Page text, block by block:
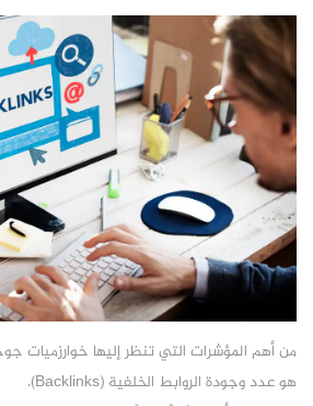
من أهم المؤشرات التي تنظر إليها خوارزميات
هو عدد وجودة الروابط الخلفية (Backlinks).